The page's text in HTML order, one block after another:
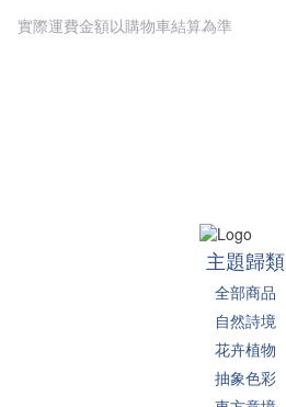
實際運費金額以購物車結算為準
主題歸類
全部商品
自然詩境
花卉植物
抽象色彩